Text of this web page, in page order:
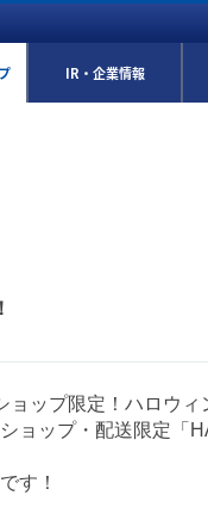
IR・企業情報
ョップ限定！ハロウィ
ョップ・配送限定「
す！